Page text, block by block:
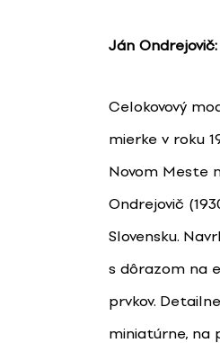
Ján Ondrejovič:
Celokovový
mierke v roku
Novom Meste
Ondrejovič
Slovensku.
s dôrazom na
prvkov.
miniatúrne, na